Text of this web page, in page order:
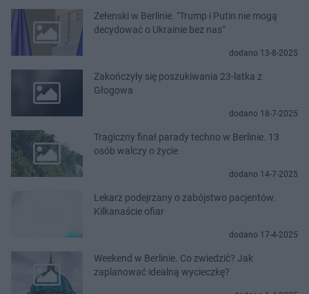
Zełenski w Berlinie. "Trump i Putin nie mogą
decydować o Ukrainie bez nas"
dodano 13-8-2025
Zakończyły się poszukiwania 23-latka z
Głogowa
dodano 18-7-2025
Tragiczny finał parady techno w Berlinie. 13
osób walczy o życie
dodano 14-7-2025
Lekarz podejrzany o zabójstwo pacjentów.
Kilkanaście ofiar
dodano 17-4-2025
Weekend w Berlinie. Co zwiedzić? Jak
zaplanować idealną wycieczkę?